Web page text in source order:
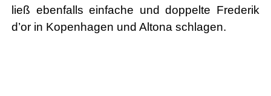
ließ ebenfalls einfache und doppelte Frederik
d’or in Kopenhagen und Altona schlagen.